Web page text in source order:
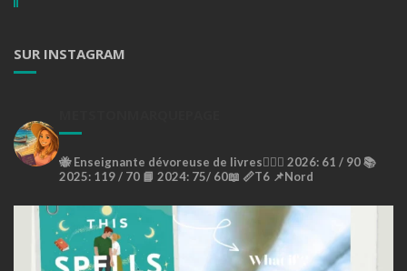
SUR INSTAGRAM
🐝Enseignante dévoreuse de livres🙇🏼‍♀️ 2026: 61 / 90 📚
2025: 119 / 70 📘 2024: 75/ 60📖 📏T6 📌Nord